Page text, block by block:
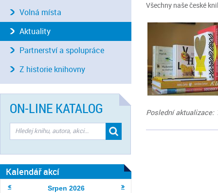
Všechny naše české
Poslední aktualizace:
Volná místa
Aktuality
Partnerství a spolupráce
Z historie knihovny
ON-LINE KATALOG
Kalendář akcí
Srpen 2026